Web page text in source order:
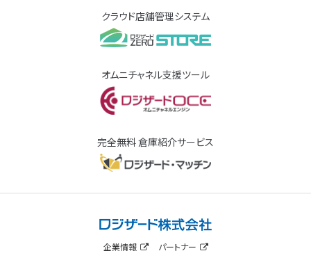
クラウド店舗管理システム
オムニチャネル支援ツール
完全無料 倉庫紹介サービス
企業情報 パートナー